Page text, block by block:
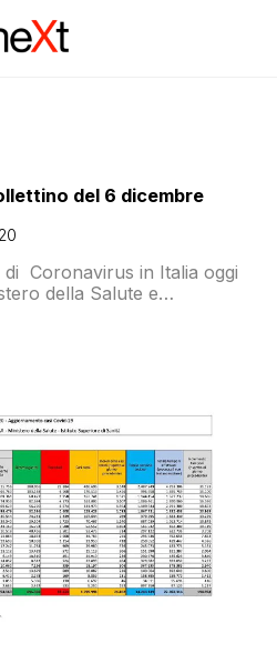
del 6 dicembre
di Coronavirus in Italia oggi
della Salute e